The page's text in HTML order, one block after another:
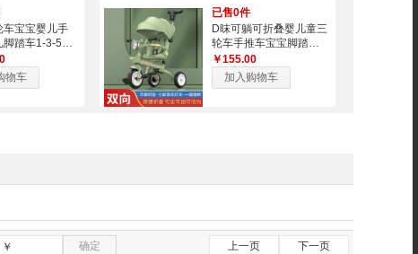
车宝宝婴儿手
脚踏车1-3-5岁
行
物车
已售0件
D昩可躺可折叠婴儿童三
轮车手推车宝宝脚踏车6
个月——6岁音乐自
￥155.00
加入购物车
￥ 确定 上一页 下一页